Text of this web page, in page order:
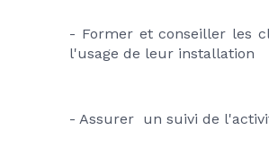
- Former et conseiller les
l'usage de leur installation
- Assurer  un suivi de